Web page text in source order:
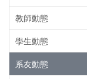
教師動態
學生動態
系友動態